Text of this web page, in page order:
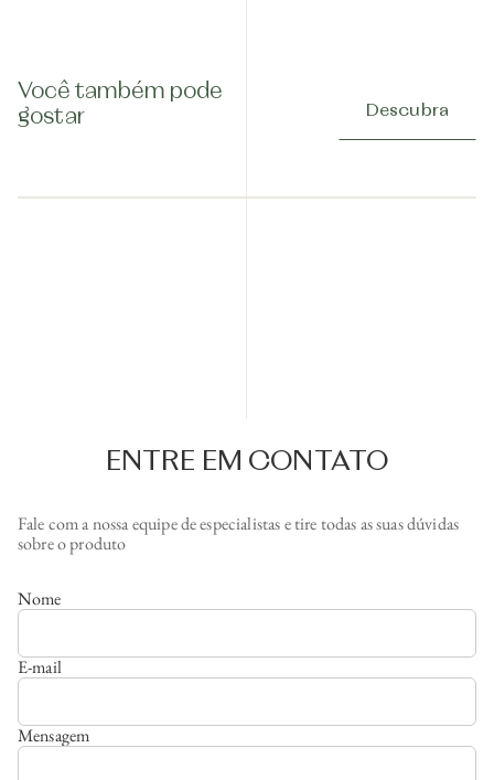
Você também pode
gostar
Descubra
ENTRE EM CONTATO
Fale com a nossa equipe de especialistas e tire todas as suas dúvidas
sobre o produto
Nome
E-mail
Mensagem